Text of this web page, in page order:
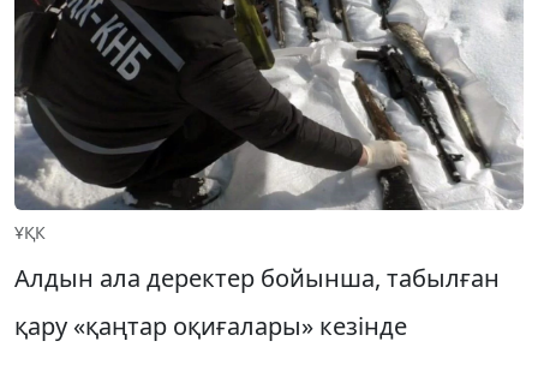
ҰҚК
Алдын ала деректер бойынша, табылған
қару «қаңтар оқиғалары» кезінде